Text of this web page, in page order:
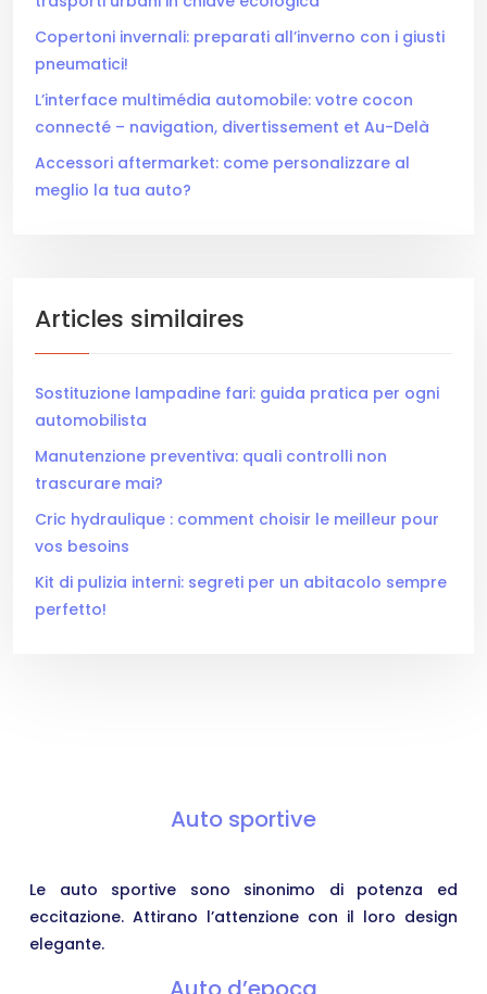
Copertoni invernali: preparati all’inverno con i giusti
pneumatici!
L’interface multimédia automobile: votre cocon
connecté – navigation, divertissement et Au-Delà
Accessori aftermarket: come personalizzare al
meglio la tua auto?
Articles similaires
Sostituzione lampadine fari: guida pratica per ogni
automobilista
Manutenzione preventiva: quali controlli non
trascurare mai?
Cric hydraulique : comment choisir le meilleur pour
vos besoins
Kit di pulizia interni: segreti per un abitacolo sempre
perfetto!
Auto sportive
Le auto sportive sono sinonimo di potenza ed
eccitazione. Attirano l’attenzione con il loro design
elegante.